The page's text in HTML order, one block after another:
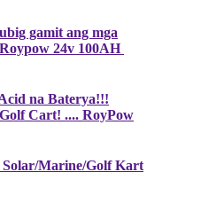
gamit ang mga
24v 100AH
na Baterya!!!
Cart! .... RoyPow
Marine/Golf Kart